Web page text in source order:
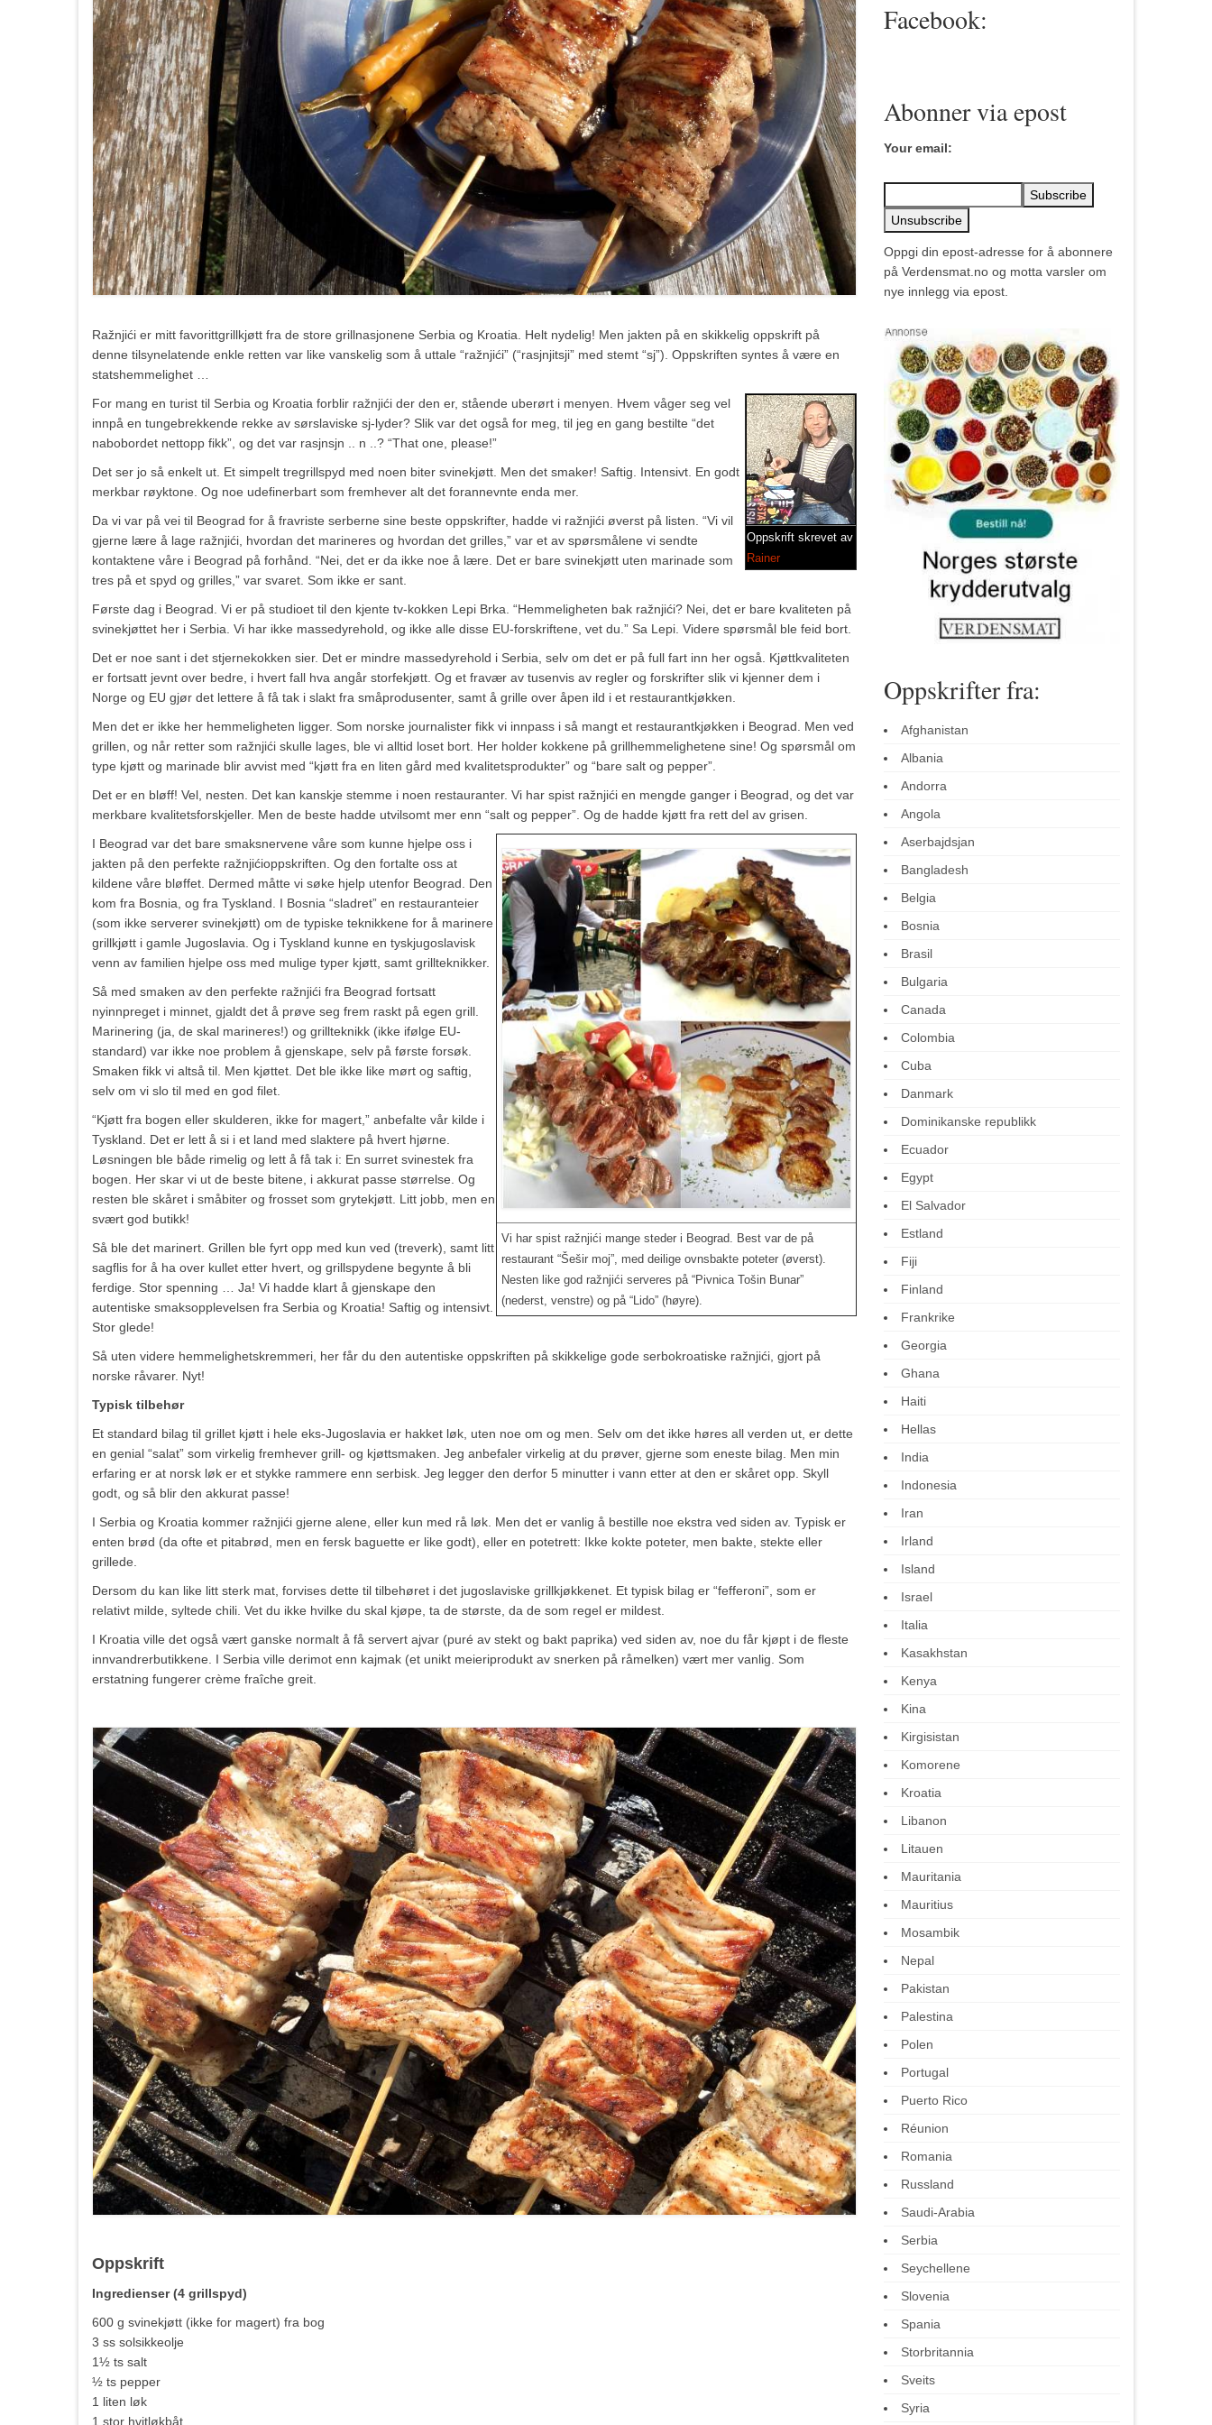
Ražnjići er mitt favorittgrillkjøtt fra de store grillnasjonene Serbia og Kroatia. Helt nydelig! Men jakten på en skikkelig oppskrift på
denne tilsynelatende enkle retten var like vanskelig som å uttale “ražnjići” (“rasjnjitsji” med stemt “sj”). Oppskriften syntes å være en
statshemmelighet …
Oppskrift skrevet av
Rainer
For mang en turist til Serbia og Kroatia forblir ražnjići der den er, stående uberørt i menyen. Hvem våger seg vel
innpå en tungebrekkende rekke av sørslaviske sj-lyder? Slik var det også for meg, til jeg en gang bestilte “det
nabobordet nettopp fikk”, og det var rasjnsjn .. n ..? “That one, please!”
Det ser jo så enkelt ut. Et simpelt tregrillspyd med noen biter svinekjøtt. Men det smaker! Saftig. Intensivt. En godt
merkbar røyktone. Og noe udefinerbart som fremhever alt det forannevnte enda mer.
Da vi var på vei til Beograd for å fravriste serberne sine beste oppskrifter, hadde vi ražnjići øverst på listen. “Vi vil
gjerne lære å lage ražnjići, hvordan det marineres og hvordan det grilles,” var et av spørsmålene vi sendte
kontaktene våre i Beograd på forhånd. “Nei, det er da ikke noe å lære. Det er bare svinekjøtt uten marinade som
tres på et spyd og grilles,” var svaret. Som ikke er sant.
Første dag i Beograd. Vi er på studioet til den kjente tv-kokken Lepi Brka. “Hemmeligheten bak ražnjići? Nei, det er bare kvaliteten på
svinekjøttet her i Serbia. Vi har ikke massedyrehold, og ikke alle disse EU-forskriftene, vet du.” Sa Lepi. Videre spørsmål ble feid bort.
Det er noe sant i det stjernekokken sier. Det er mindre massedyrehold i Serbia, selv om det er på full fart inn her også. Kjøttkvaliteten
er fortsatt jevnt over bedre, i hvert fall hva angår storfekjøtt. Og et fravær av tusenvis av regler og forskrifter slik vi kjenner dem i
Norge og EU gjør det lettere å få tak i slakt fra småprodusenter, samt å grille over åpen ild i et restaurantkjøkken.
Men det er ikke her hemmeligheten ligger. Som norske journalister fikk vi innpass i så mangt et restaurantkjøkken i Beograd. Men ved
grillen, og når retter som ražnjići skulle lages, ble vi alltid loset bort. Her holder kokkene på grillhemmelighetene sine! Og spørsmål om
type kjøtt og marinade blir avvist med “kjøtt fra en liten gård med kvalitetsprodukter” og “bare salt og pepper”.
Det er en bløff! Vel, nesten. Det kan kanskje stemme i noen restauranter. Vi har spist ražnjići en mengde ganger i Beograd, og det var
merkbare kvalitetsforskjeller. Men de beste hadde utvilsomt mer enn “salt og pepper”. Og de hadde kjøtt fra rett del av grisen.
Vi har spist ražnjići mange steder i Beograd. Best var de på
restaurant “Šešir moj”, med deilige ovnsbakte poteter (øverst).
Nesten like god ražnjići serveres på “Pivnica Tošin Bunar”
(nederst, venstre) og på “Lido” (høyre).
I Beograd var det bare smaksnervene våre som kunne hjelpe oss i
jakten på den perfekte ražnjićioppskriften. Og den fortalte oss at
kildene våre bløffet. Dermed måtte vi søke hjelp utenfor Beograd. Den
kom fra Bosnia, og fra Tyskland. I Bosnia “sladret” en restauranteier
(som ikke serverer svinekjøtt) om de typiske teknikkene for å marinere
grillkjøtt i gamle Jugoslavia. Og i Tyskland kunne en tyskjugoslavisk
venn av familien hjelpe oss med mulige typer kjøtt, samt grillteknikker.
Så med smaken av den perfekte ražnjići fra Beograd fortsatt
nyinnpreget i minnet, gjaldt det å prøve seg frem raskt på egen grill.
Marinering (ja, de skal marineres!) og grillteknikk (ikke ifølge EU-
standard) var ikke noe problem å gjenskape, selv på første forsøk.
Smaken fikk vi altså til. Men kjøttet. Det ble ikke like mørt og saftig,
selv om vi slo til med en god filet.
“Kjøtt fra bogen eller skulderen, ikke for magert,” anbefalte vår kilde i
Tyskland. Det er lett å si i et land med slaktere på hvert hjørne.
Løsningen ble både rimelig og lett å få tak i: En surret svinestek fra
bogen. Her skar vi ut de beste bitene, i akkurat passe størrelse. Og
resten ble skåret i småbiter og frosset som grytekjøtt. Litt jobb, men en
svært god butikk!
Så ble det marinert. Grillen ble fyrt opp med kun ved (treverk), samt litt
sagflis for å ha over kullet etter hvert, og grillspydene begynte å bli
ferdige. Stor spenning … Ja! Vi hadde klart å gjenskape den
autentiske smaksopplevelsen fra Serbia og Kroatia! Saftig og intensivt.
Stor glede!
Så uten videre hemmelighetskremmeri, her får du den autentiske oppskriften på skikkelige gode serbokroatiske ražnjići, gjort på
norske råvarer. Nyt!
Typisk tilbehør
Et standard bilag til grillet kjøtt i hele eks-Jugoslavia er hakket løk, uten noe om og men. Selv om det ikke høres all verden ut, er dette
en genial “salat” som virkelig fremhever grill- og kjøttsmaken. Jeg anbefaler virkelig at du prøver, gjerne som eneste bilag. Men min
erfaring er at norsk løk er et stykke rammere enn serbisk. Jeg legger den derfor 5 minutter i vann etter at den er skåret opp. Skyll
godt, og så blir den akkurat passe!
I Serbia og Kroatia kommer ražnjići gjerne alene, eller kun med rå løk. Men det er vanlig å bestille noe ekstra ved siden av. Typisk er
enten brød (da ofte et pitabrød, men en fersk baguette er like godt), eller en potetrett: Ikke kokte poteter, men bakte, stekte eller
grillede.
Dersom du kan like litt sterk mat, forvises dette til tilbehøret i det jugoslaviske grillkjøkkenet. Et typisk bilag er “fefferoni”, som er
relativt milde, syltede chili. Vet du ikke hvilke du skal kjøpe, ta de største, da de som regel er mildest.
I Kroatia ville det også vært ganske normalt å få servert ajvar (puré av stekt og bakt paprika) ved siden av, noe du får kjøpt i de fleste
innvandrerbutikkene. I Serbia ville derimot enn kajmak (et unikt meieriprodukt av snerken på råmelken) vært mer vanlig. Som
erstatning fungerer crème fraîche greit.
Oppskrift
Ingredienser (4 grillspyd)
600 g svinekjøtt (ikke for magert) fra bog
3 ss solsikkeolje
1½ ts salt
½ ts pepper
1 liten løk
1 stor hvitløkbåt
Facebook:
Abonner via epost
Your email:
Oppgi din epost-adresse for å abonnere
på Verdensmat.no og motta varsler om
nye innlegg via epost.
Oppskrifter fra:
Afghanistan
Albania
Andorra
Angola
Aserbajdsjan
Bangladesh
Belgia
Bosnia
Brasil
Bulgaria
Canada
Colombia
Cuba
Danmark
Dominikanske republikk
Ecuador
Egypt
El Salvador
Estland
Fiji
Finland
Frankrike
Georgia
Ghana
Haiti
Hellas
India
Indonesia
Iran
Irland
Island
Israel
Italia
Kasakhstan
Kenya
Kina
Kirgisistan
Komorene
Kroatia
Libanon
Litauen
Mauritania
Mauritius
Mosambik
Nepal
Pakistan
Palestina
Polen
Portugal
Puerto Rico
Réunion
Romania
Russland
Saudi-Arabia
Serbia
Seychellene
Slovenia
Spania
Storbritannia
Sveits
Syria